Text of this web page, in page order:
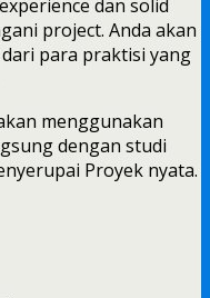
dan solid
project. Anda akan
para praktisi yang
menggunakan
dengan studi
Proyek nyata.